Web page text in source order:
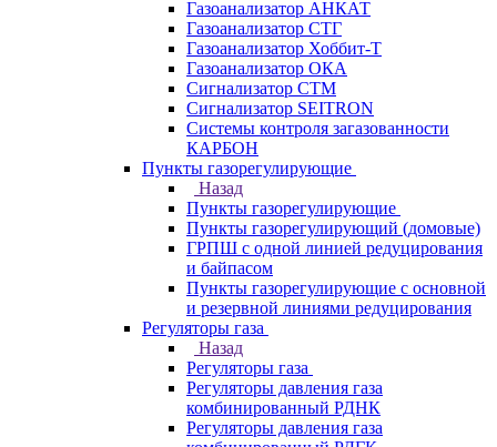
Газоанализатор АНКАТ
Газоанализатор СТГ
Газоанализатор Хоббит-Т
Газоанализатор ОКА
Сигнализатор СТМ
Сигнализатор SEITRON
Системы контроля загазованности
КАРБОН
Пункты газорегулирующие
Назад
Пункты газорегулирующие
Пункты газорегулирующий (домовые)
ГРПШ с одной линией редуцирования
и байпасом
Пункты газорегулирующие с основной
и резервной линиями редуцирования
Регуляторы газа
Назад
Регуляторы газа
Регуляторы давления газа
комбинированный РДНК
Регуляторы давления газа